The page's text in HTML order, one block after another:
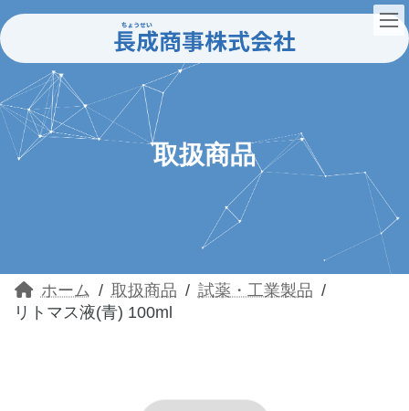
ン
テ
ン
ス
キ
ッ
ビ
ゲ
ー
ン
に
移
取扱商品
ホーム 取扱商品
試薬・工業製品
リトマス液(青) 100ml